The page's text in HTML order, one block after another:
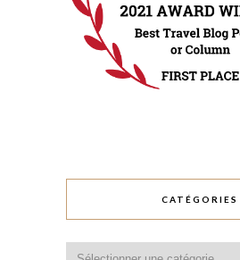
CATÉGORIES